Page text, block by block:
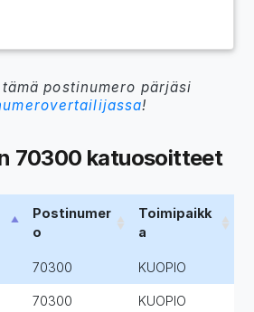
postinumero pärjäsi
!
70300 katuosoitteet
Postinumer
o
Toimipaikk
a
70300 KUOPIO
70300 KUOPIO